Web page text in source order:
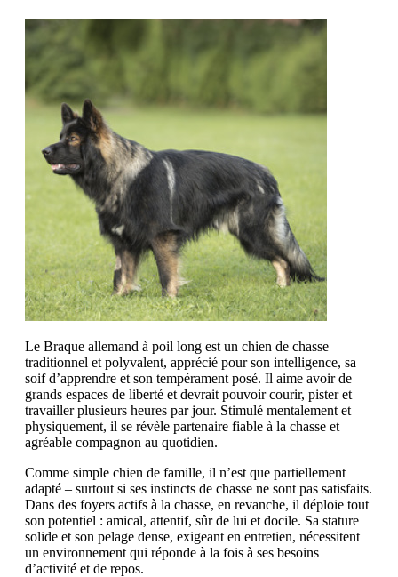
Le Braque allemand à poil long est un chien de chasse
traditionnel et polyvalent, apprécié pour son intelligence, sa
soif d’apprendre et son tempérament posé. Il aime avoir de
grands espaces de liberté et devrait pouvoir courir, pister et
travailler plusieurs heures par jour. Stimulé mentalement et
physiquement, il se révèle partenaire fiable à la chasse et
agréable compagnon au quotidien.
Comme simple chien de famille, il n’est que partiellement
adapté – surtout si ses instincts de chasse ne sont pas satisfaits.
Dans des foyers actifs à la chasse, en revanche, il déploie tout
son potentiel : amical, attentif, sûr de lui et docile. Sa stature
solide et son pelage dense, exigeant en entretien, nécessitent
un environnement qui réponde à la fois à ses besoins
d’activité et de repos.